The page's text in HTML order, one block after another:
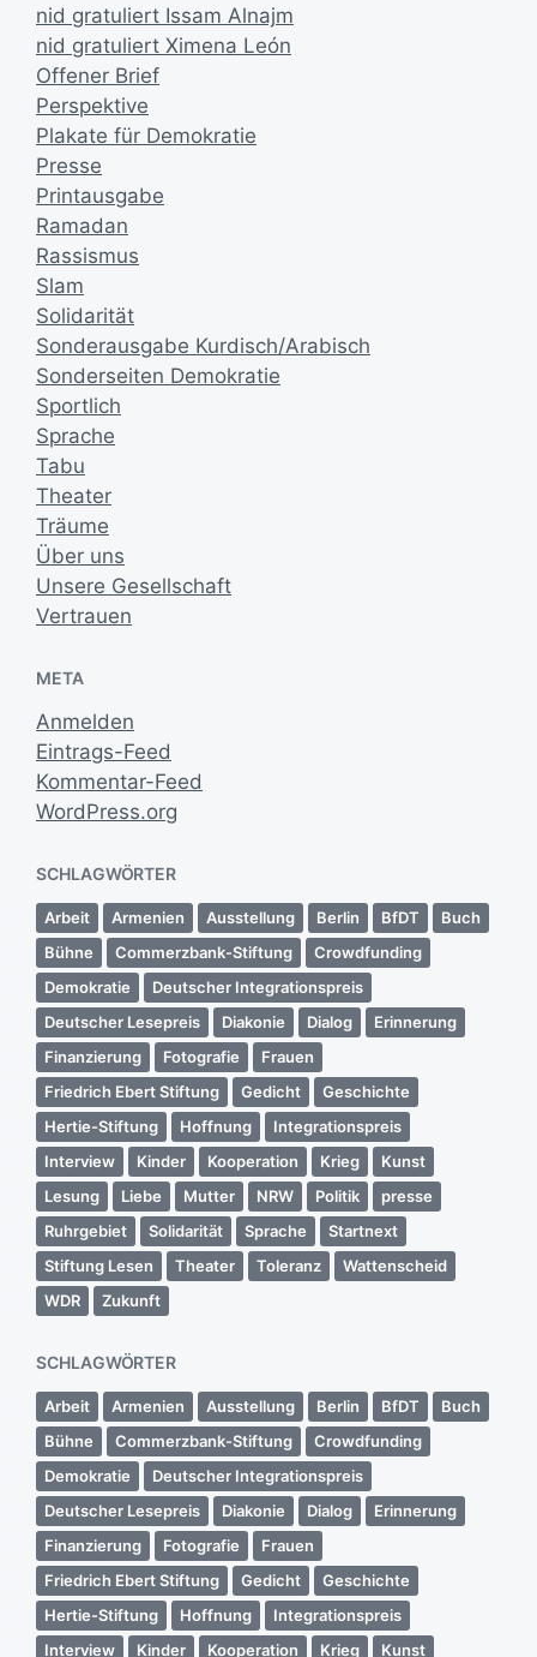
nid gratuliert Issam Alnajm
nid gratuliert Ximena León
Offener Brief
Perspektive
Plakate für Demokratie
Presse
Printausgabe
Ramadan
Rassismus
Slam
Solidarität
Sonderausgabe Kurdisch/Arabisch
Sonderseiten Demokratie
Sportlich
Sprache
Tabu
Theater
Träume
Über uns
Unsere Gesellschaft
Vertrauen
META
Anmelden
Eintrags-Feed
Kommentar-Feed
WordPress.org
SCHLAGWÖRTER
Arbeit Armenien Ausstellung Berlin BfDT
Buch
Bühne
Commerzbank-Stiftung
Crowdfunding
Demokratie
Deutscher Integrationspreis
Deutscher Lesepreis
Diakonie Dialog
Erinnerung
Finanzierung
Fotografie
Frauen
Friedrich Ebert Stiftung
Gedicht
Geschichte
Hertie-Stiftung
Hoffnung
Integrationspreis
Interview
Kinder Kooperation Krieg
Kunst
Lesung
Liebe Mutter NRW Politik
presse
Ruhrgebiet
Solidarität Sprache
Startnext
Stiftung Lesen
Theater Toleranz
Wattenscheid
WDR
Zukunft
SCHLAGWÖRTER
Arbeit Armenien Ausstellung Berlin BfDT
Buch
Bühne
Commerzbank-Stiftung
Crowdfunding
Demokratie
Deutscher Integrationspreis
Deutscher Lesepreis
Diakonie Dialog
Erinnerung
Finanzierung
Fotografie
Frauen
Friedrich Ebert Stiftung
Gedicht
Geschichte
Hertie-Stiftung
Hoffnung
Integrationspreis
Interview
Kinder Kooperation Krieg Kunst